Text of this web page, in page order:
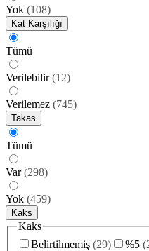
Yok (108)
Kat Karşılığı
Tümü
Verilebilir (12)
Verilemez (745)
Takas
Tümü
Var (298)
Yok (459)
Kaks
Kaks
Belirtilmemiş (29) %5 (